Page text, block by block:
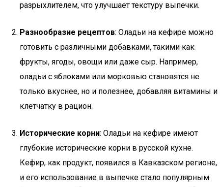
разрыхлителем, что улучшает текстуру выпечки.
Разнообразие рецептов: Оладьи на кефире можно
готовить с различными добавками, такими как
фрукты, ягоды, овощи или даже сыр. Например,
оладьи с яблоками или морковью становятся не
только вкуснее, но и полезнее, добавляя витамины и
клетчатку в рацион.
Исторические корни: Оладьи на кефире имеют
глубокие исторические корни в русской кухне.
Кефир, как продукт, появился в Кавказском регионе,
и его использование в выпечке стало популярным